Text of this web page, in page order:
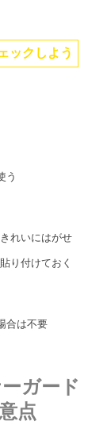
ックしよう
う
れいにはがせ
り付けておく
合は不要
ガード
点